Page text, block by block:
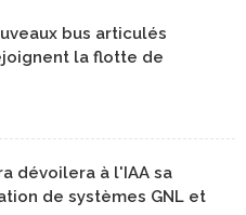
bus articulés
la flotte de
dévoilera à l'IAA sa
de systèmes GNL et